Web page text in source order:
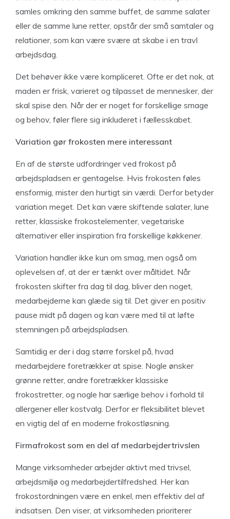
samles omkring den samme buffet, de samme salater
eller de samme lune retter, opstår der små samtaler og
relationer, som kan være svære at skabe i en travl
arbejdsdag.
Det behøver ikke være kompliceret. Ofte er det nok, at
maden er frisk, varieret og tilpasset de mennesker, der
skal spise den. Når der er noget for forskellige smage
og behov, føler flere sig inkluderet i fællesskabet.
Variation gør frokosten mere interessant
En af de største udfordringer ved frokost på
arbejdspladsen er gentagelse. Hvis frokosten føles
ensformig, mister den hurtigt sin værdi. Derfor betyder
variation meget. Det kan være skiftende salater, lune
retter, klassiske frokostelementer, vegetariske
alternativer eller inspiration fra forskellige køkkener.
Variation handler ikke kun om smag, men også om
oplevelsen af, at der er tænkt over måltidet. Når
frokosten skifter fra dag til dag, bliver den noget,
medarbejderne kan glæde sig til. Det giver en positiv
pause midt på dagen og kan være med til at løfte
stemningen på arbejdspladsen.
Samtidig er der i dag større forskel på, hvad
medarbejdere foretrækker at spise. Nogle ønsker
grønne retter, andre foretrækker klassiske
frokostretter, og nogle har særlige behov i forhold til
allergener eller kostvalg. Derfor er fleksibilitet blevet
en vigtig del af en moderne frokostløsning.
Firmafrokost som en del af medarbejdertrivslen
Mange virksomheder arbejder aktivt med trivsel,
arbejdsmiljø og medarbejdertilfredshed. Her kan
frokostordningen være en enkel, men effektiv del af
indsatsen. Den viser, at virksomheden prioriterer